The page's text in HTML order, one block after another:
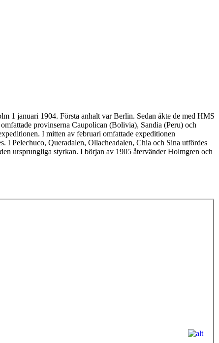
1 januari 1904. Första anhalt var Berlin. Sedan åkte de med HMS
provinserna Caupolican (Bolivia), Sandia (Peru) och
I mitten av februari omfattade expeditionen
Pelechuco, Queradalen, Ollacheadalen, Chia och Sina utfördes
ursprungliga styrkan. I början av 1905 återvänder Holmgren och